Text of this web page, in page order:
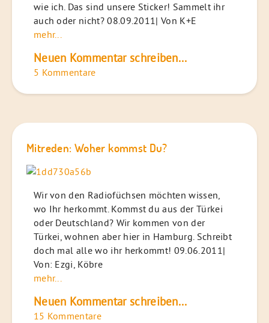
wie ich. Das sind unsere Sticker! Sammelt ihr
auch oder nicht? 08.09.2011| Von K+E
mehr...
Neuen Kommentar schreiben...
5 Kommentare
Mitreden: Woher kommst Du?
Wir von den Radiofüchsen möchten wissen,
wo Ihr herkommt. Kommst du aus der Türkei
oder Deutschland? Wir kommen von der
Türkei, wohnen aber hier in Hamburg. Schreibt
doch mal alle wo ihr herkommt! 09.06.2011|
Von: Ezgi, Köbre
mehr...
Neuen Kommentar schreiben...
15 Kommentare